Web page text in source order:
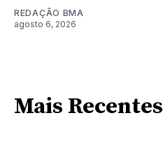
REDAÇÃO BMA
agosto 6, 2026
Mais Recentes